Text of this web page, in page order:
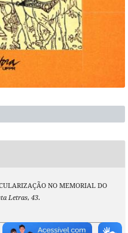
NO MEMORIAL DO
Letras, 43.